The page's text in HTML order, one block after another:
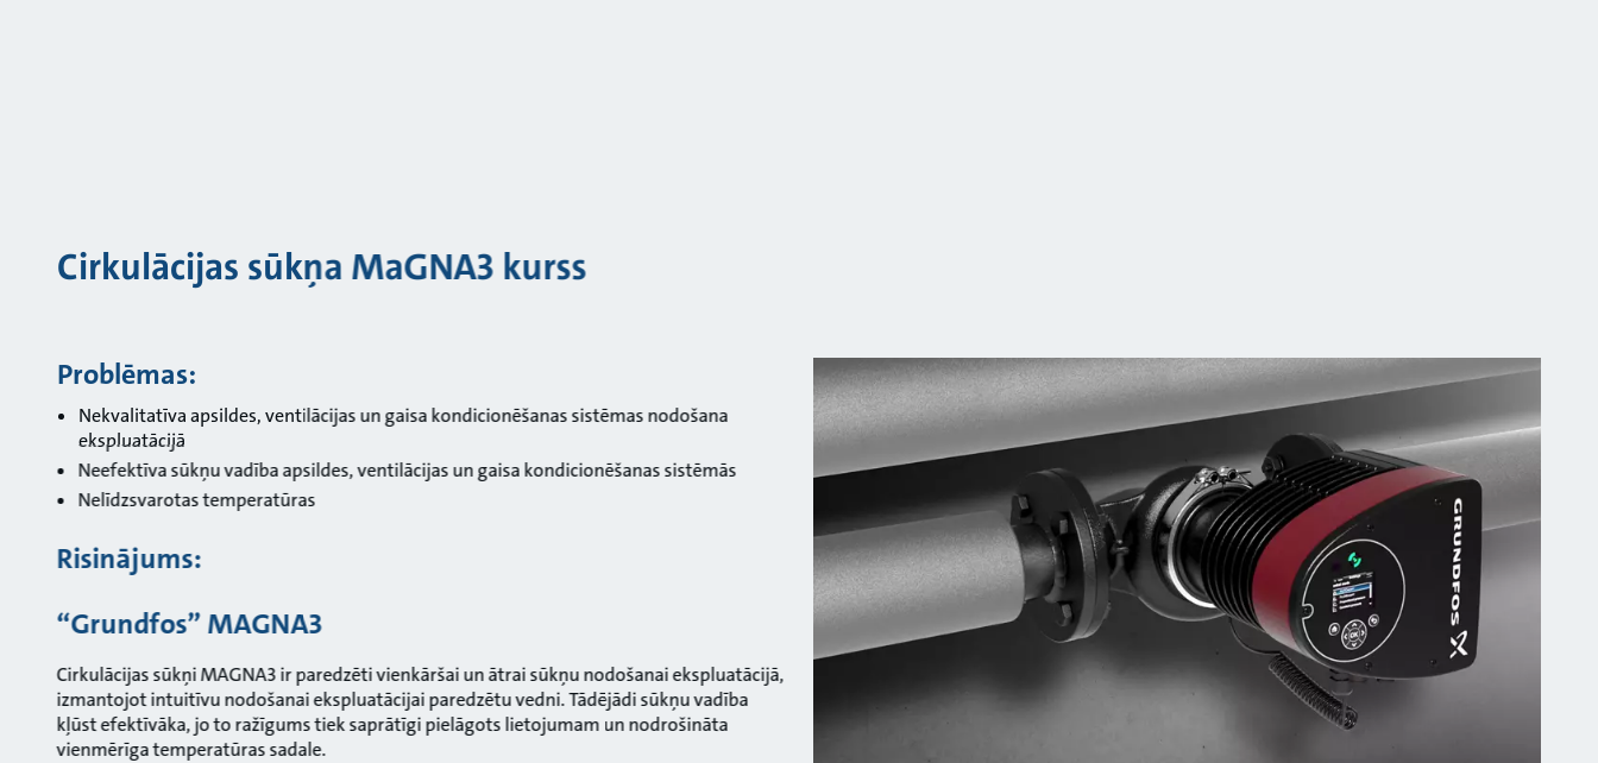
Cirkulācijas sūkņa MaGNA3 kurss
Problēmas:
Nekvalitatīva apsildes, ventilācijas un gaisa kondicionēšanas sistēmas nodošana
ekspluatācijā
Neefektīva sūkņu vadība apsildes, ventilācijas un gaisa kondicionēšanas sistēmās
Nelīdzsvarotas temperatūras
Risinājums:
“Grundfos” MAGNA3
Cirkulācijas sūkņi MAGNA3 ir paredzēti vienkāršai un ātrai sūkņu nodošanai ekspluatācijā,
izmantojot intuitīvu nodošanai ekspluatācijai paredzētu vedni. Tādējādi sūkņu vadība
kļūst efektīvāka, jo to ražīgums tiek saprātīgi pielāgots lietojumam un nodrošināta
vienmērīga temperatūras sadale.